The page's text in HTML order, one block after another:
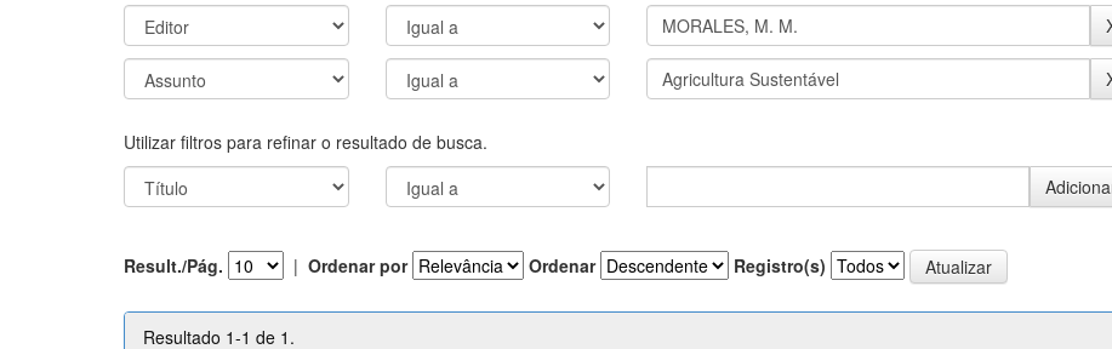
Utilizar filtros para refinar o resultado de busca.
Result./Pág. | Ordenar por Ordenar Registro(s)
Resultado 1-1 de 1.